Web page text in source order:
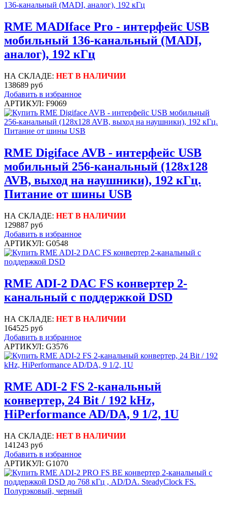
RME MADIface Pro - интерфейс USB
мобильный 136-канальный (MADI,
аналог), 192 кГц
НА СКЛАДЕ: НЕТ В НАЛИЧИИ
138689 руб
Добавить в избранное
АРТИКУЛ: F9069
RME Digiface AVB - интерфейс USB
мобильный 256-канальный (128x128
AVB, выход на наушники), 192 кГц.
Питание от шины USB
НА СКЛАДЕ: НЕТ В НАЛИЧИИ
129887 руб
Добавить в избранное
АРТИКУЛ: G0548
RME ADI-2 DAC FS конвертер 2-
канальный с поддержкой DSD
НА СКЛАДЕ: НЕТ В НАЛИЧИИ
164525 руб
Добавить в избранное
АРТИКУЛ: G3576
RME ADI-2 FS 2-канальный
конвертер, 24 Bit / 192 kHz,
HiPerformance AD/DA, 9 1/2, 1U
НА СКЛАДЕ: НЕТ В НАЛИЧИИ
141243 руб
Добавить в избранное
АРТИКУЛ: G1070